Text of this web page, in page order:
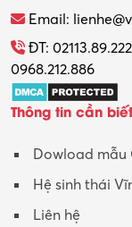
Email:
ĐT:
0968.212.886
Thông tin cần biết
Dowload mẫu
Hệ sinh thái
Liên hệ